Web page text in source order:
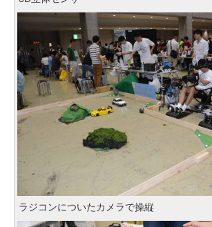
ラジコンについたカメラで操縦